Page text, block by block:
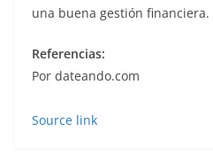
una buena gestión financiera.
Referencias:
Por dateando.com
Source link